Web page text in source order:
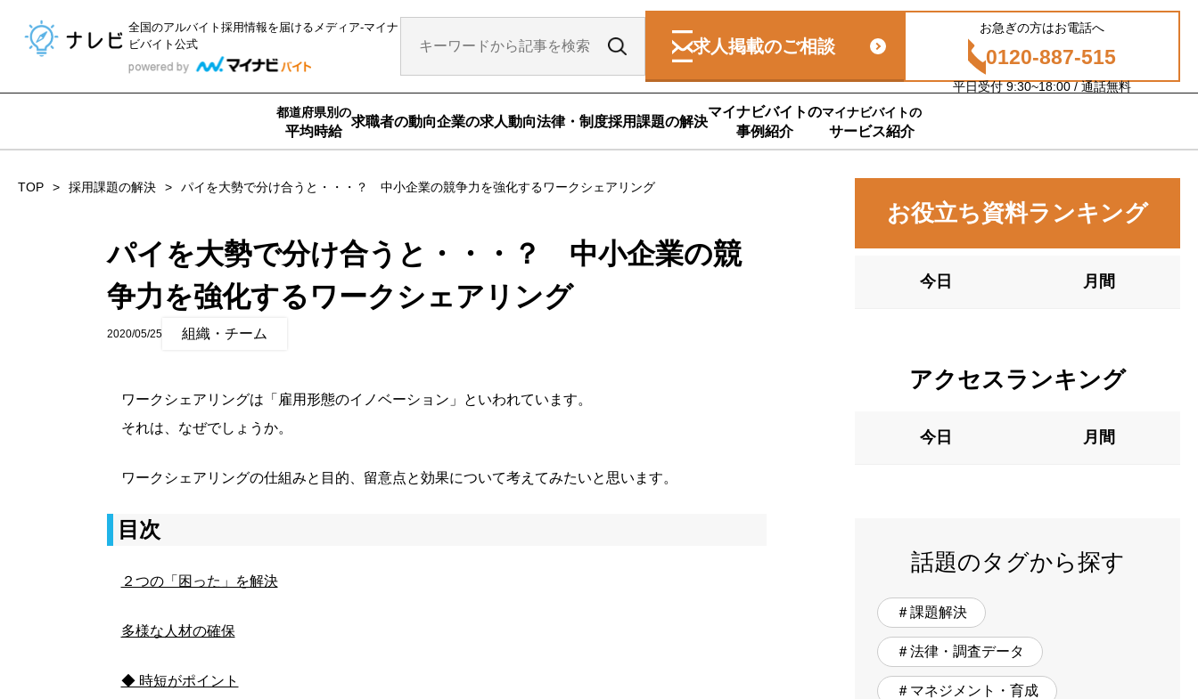
全国のアルバイト採用情報を届ける メディア-マイナ
ビバイト公式
求人掲載のご相談
お急ぎの方はお電話へ
0120-887-515
平日受付 9:30~18:00 / 通話無料
都道府県別の
平均時給
求職者の動向企業の求人動向法律・制度採用課題の解決
マイナビバイトの
事例紹介
マイナビバイトの
サービス紹介
TOP 採用課題の解決 パイを大勢で分け合うと・・・？ 中小企業の競争力を強化するワークシェアリング
パイを大勢で分け合うと・・・？ 中小企業の競
争力を強化するワークシェアリング
2020/05/25 組織・チーム
ワークシェアリングは「雇用形態のイノベーション」といわれています。
それは、なぜでしょうか。
ワークシェアリングの仕組みと目的、留意点と効果について考えてみたいと思います。
目次
２つの「困った」を解決
多様な人材の確保
◆ 時短がポイント
お役立ち資料ランキング
今日 月間
アクセスランキング
今日 月間
話題のタグから探す
＃課題解決
＃法律・調査データ
＃マネジメント・育成